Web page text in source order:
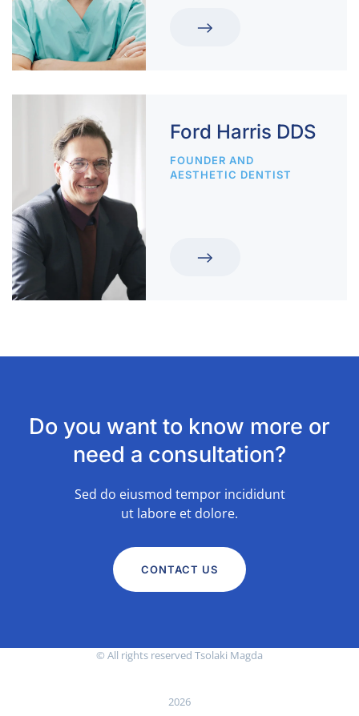
Ford Harris DDS
FOUNDER AND
AESTHETIC DENTIST
Do you want to know more or
need a consultation?
Sed do eiusmod tempor incididunt
ut labore et dolore.
CONTACT US
© All rights reserved Tsolaki Magda
2026